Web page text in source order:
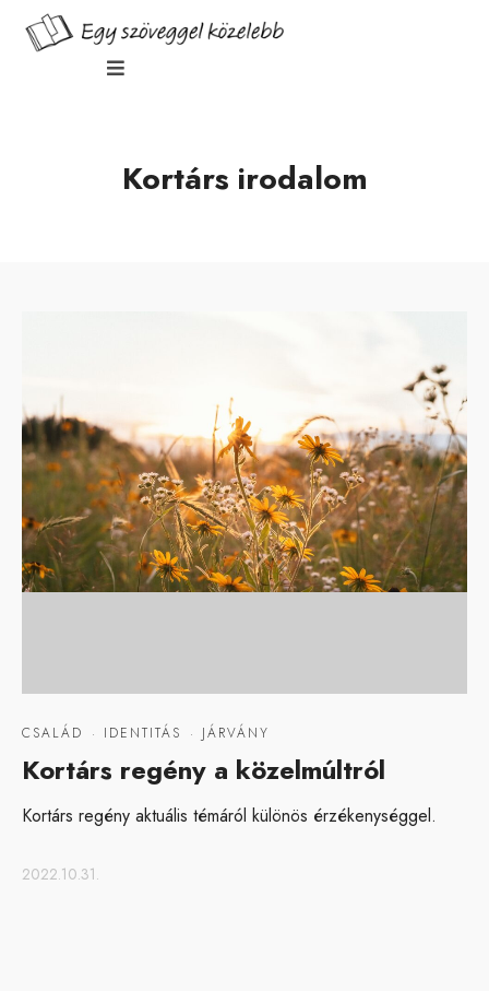
Kortárs irodalom
CSALÁD · IDENTITÁS · JÁRVÁNY
Kortárs regény a közelmúltról
Kortárs regény aktuális témáról különös érzékenységgel.
2022.10.31.